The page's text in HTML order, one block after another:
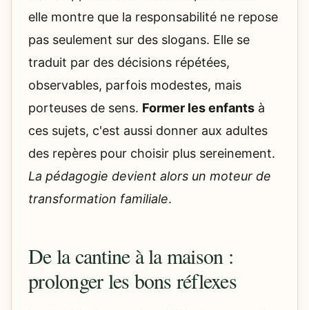
elle montre que la responsabilité ne repose
pas seulement sur des slogans. Elle se
traduit par des décisions répétées,
observables, parfois modestes, mais
porteuses de sens. Former les enfants à
ces sujets, c'est aussi donner aux adultes
des repères pour choisir plus sereinement.
La pédagogie devient alors un moteur de
transformation familiale.
De la cantine à la maison :
prolonger les bons réflexes